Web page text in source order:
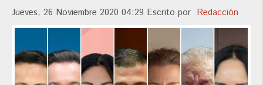
Jueves, 26 Noviembre 2020 04:29 Escrito por Redacción